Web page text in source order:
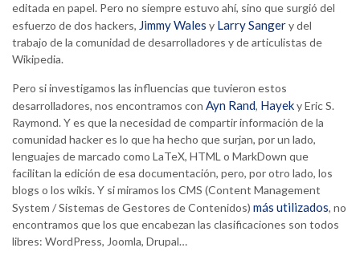
editada en papel. Pero no siempre estuvo ahí, sino que surgió del
esfuerzo de dos hackers, Jimmy Wales y Larry Sangery del
trabajo de la comunidad de desarrolladores y de articulistas de
Wikipedia.
Pero si investigamos las influencias que tuvieron estos
desarrolladores, nos encontramos con Ayn Rand, Hayeky Eric S.
Raymond. Y es que la necesidad de compartir información de la
comunidad hacker es lo que ha hecho que surjan, por un lado,
lenguajes de marcado como LaTeX, HTML o MarkDown que
facilitan la edición de esa documentación, pero, por otro lado, los
blogs o los wikis. Y si miramos los CMS (Content Management
System / Sistemas de Gestores de Contenidos) más utilizados, no
encontramos que los que encabezan las clasificaciones son todos
libres: WordPress, Joomla, Drupal…